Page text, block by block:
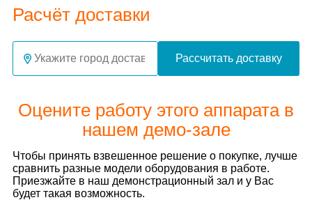
Расчёт доставки
Рассчитать доставку
Оцените работу этого аппарата в
нашем демо-зале
Чтобы принять взвешенное решение о покупке, лучше
сравнить разные модели оборудования в работе.
Приезжайте в наш демонстрационный зал и у Вас
будет такая возможность.